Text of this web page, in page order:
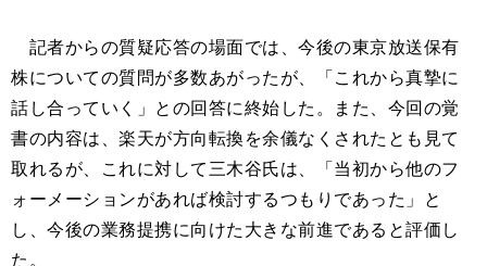
記者からの質疑応答の場面では、今後の東京放送保有
株についての質問が多数あがったが、「これから真摯に
話し合っていく」との回答に終始した。また、今回の覚
書の内容は、楽天が方向転換を余儀なくされたとも見て
取れるが、これに対して三木谷氏は、「当初から他のフ
ォーメーションがあれば検討するつもりであった」と
し、今後の業務提携に向けた大きな前進であると評価し
た。